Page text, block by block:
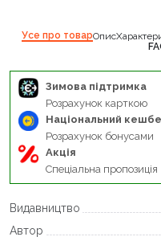
Усе про товарОпис
Зимова підтримка
Розрахунок карткою
Національний
Розрахунок бонусами
Акція
Спеціальна пропозиція
Видавництво
Автор